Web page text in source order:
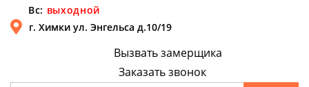
Вс: выходной
г. Химки ул. Энгельса д.10/19
Вызвать замерщика
Заказать звонок